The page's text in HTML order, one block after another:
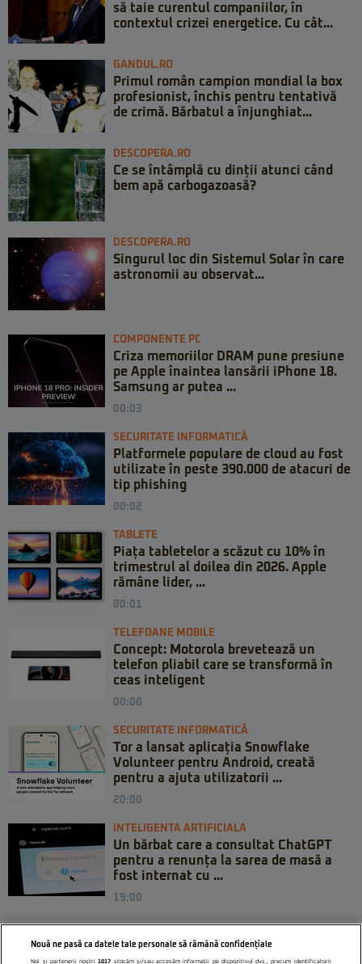
să taie curentul companiilor, în
contextul crizei energetice. Cu cât...
GANDUL.RO
Primul român campion mondial la box
profesionist, închis pentru tentativă
de crimă. Bărbatul a înjunghiat...
DESCOPERA.RO
Ce se întâmplă cu dinții atunci când
bem apă carbogazoasă?
DESCOPERA.RO
Singurul loc din Sistemul Solar în care
astronomii au observat...
COMPONENTE PC
Criza memoriilor DRAM pune presiune
pe Apple înaintea lansării iPhone 18.
Samsung ar putea ...
00:03
SECURITATE INFORMATICĂ
Platformele populare de cloud au fost
utilizate în peste 390.000 de atacuri de
tip phishing
00:02
TABLETE
Piața tabletelor a scăzut cu 10% în
trimestrul al doilea din 2026. Apple
rămâne lider, ...
00:01
TELEFOANE MOBILE
Concept: Motorola brevetează un
telefon pliabil care se transformă în
ceas inteligent
00:00
SECURITATE INFORMATICĂ
Tor a lansat aplicația Snowflake
Volunteer pentru Android, creată
pentru a ajuta utilizatorii ...
20:00
INTELIGENTA ARTIFICIALA
Un bărbat care a consultat ChatGPT
pentru a renunța la sarea de masă a
fost internat cu ...
19:00
Nouă ne pasă ca datele tale personale să rămână confidențiale
Noi și partenerii noștri1017 stocăm și/sau accesăm informații pe dispozitivul dvs., precum identificatorii